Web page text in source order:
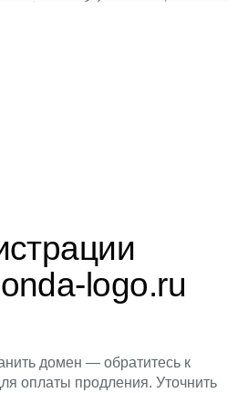
logo.ru
домен — обратитесь к
оплаты продления. Уточнить